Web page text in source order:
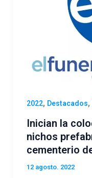
2022, Destacados,
Inician la
nichos
cementerio
12 agosto. 2022